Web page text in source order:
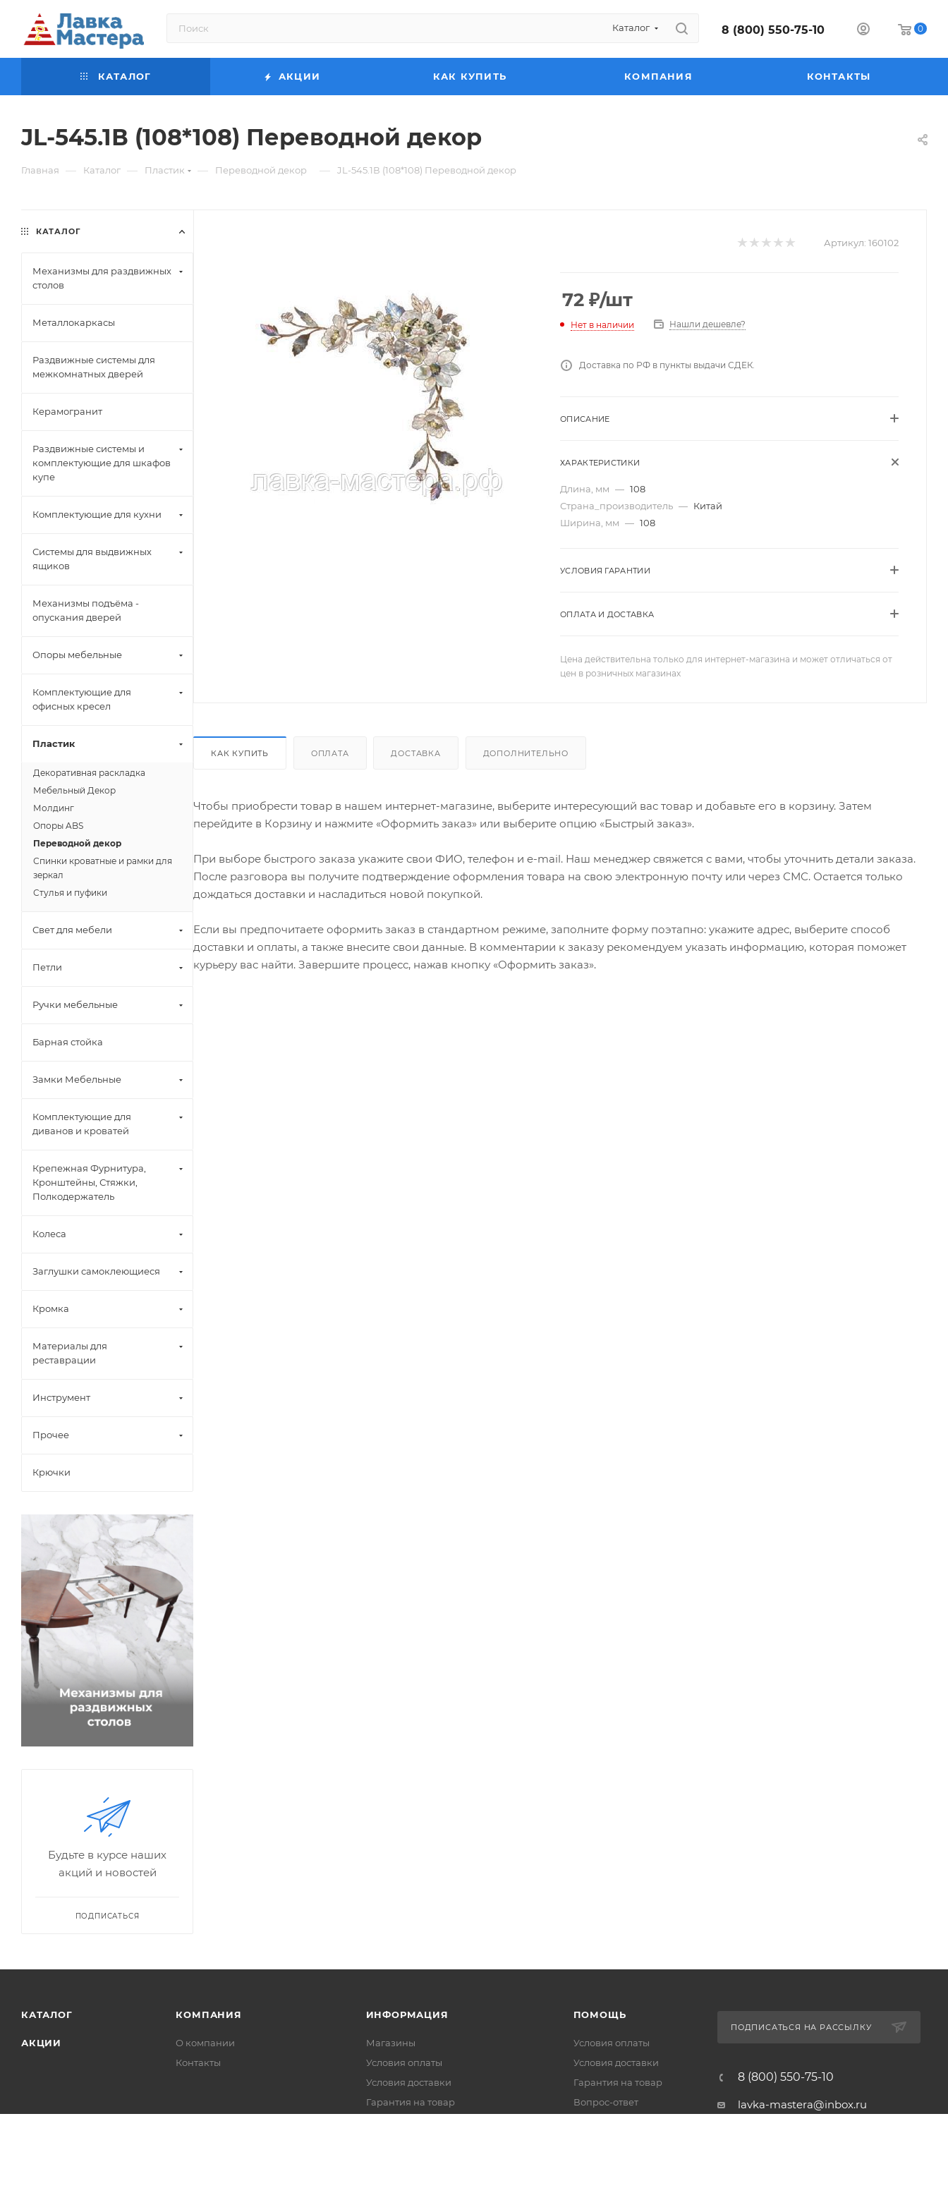
Каталог 8 (800) 550-75-10 0
КАТАЛОГ АКЦИИ КАК КУПИТЬ КОМПАНИЯ КОНТАКТЫ
JL-545.1В (108*108) Переводной декор
Главная — Каталог — Пластик — Переводной декор — JL-545.1В (108*108) Переводной декор
Артикул: 160102
72 ₽/шт
Нет в наличии Нашли дешевле?
Доставка по РФ в пункты выдачи СДЕК.
ОПИСАНИЕ
ХАРАКТЕРИСТИКИ
Длина, мм — 108
Страна_производитель — Китай
Ширина, мм — 108
УСЛОВИЯ ГАРАНТИИ
ОПЛАТА И ДОСТАВКА
Цена действительна только для интернет-магазина и может отличаться от
цен в розничных магазинах
КАК КУПИТЬ ОПЛАТА ДОСТАВКА ДОПОЛНИТЕЛЬНО
Чтобы приобрести товар в нашем интернет-магазине, выберите интересующий вас товар и добавьте его в корзину. Затем
перейдите в Корзину и нажмите «Оформить заказ» или выберите опцию «Быстрый заказ».
При выборе быстрого заказа укажите свои ФИО, телефон и e-mail. Наш менеджер свяжется с вами, чтобы уточнить детали заказа.
После разговора вы получите подтверждение оформления товара на свою электронную почту или через СМС. Остается только
дождаться доставки и насладиться новой покупкой.
Если вы предпочитаете оформить заказ в стандартном режиме, заполните форму поэтапно: укажите адрес, выберите способ
доставки и оплаты, а также внесите свои данные. В комментарии к заказу рекомендуем указать информацию, которая поможет
курьеру вас найти. Завершите процесс, нажав кнопку «Оформить заказ».
КАТАЛОГ
Механизмы для раздвижных
столов
Металлокаркасы
Раздвижные системы для
межкомнатных дверей
Керамогранит
Раздвижные системы и
комплектующие для шкафов
купе
Комплектующие для кухни
Системы для выдвижных
ящиков
Механизмы подъёма -
опускания дверей
Опоры мебельные
Комплектующие для
офисных кресел
Пластик
Декоративная раскладка
Мебельный Декор
Молдинг
Опоры ABS
Переводной декор
Спинки кроватные и рамки для
зеркал
Стулья и пуфики
Свет для мебели
Петли
Ручки мебельные
Барная стойка
Замки Мебельные
Комплектующие для
диванов и кроватей
Крепежная Фурнитура,
Кронштейны, Стяжки,
Полкодержатель
Колеса
Заглушки самоклеющиеся
Кромка
Материалы для
реставрации
Инструмент
Прочее
Крючки
Будьте в курсе наших
акций и новостей
ПОДПИСАТЬСЯ
КАТАЛОГ
АКЦИИ
КОМПАНИЯ
О компании
Контакты
ИНФОРМАЦИЯ
Магазины
Условия оплаты
Условия доставки
Гарантия на товар
ПОМОЩЬ
Условия оплаты
Условия доставки
Гарантия на товар
Вопрос-ответ
ПОДПИСАТЬСЯ НА РАССЫЛКУ
8 (800) 550-75-10
lavka-mastera@inbox.ru